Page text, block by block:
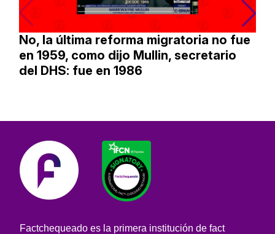
No, la última reforma migratoria no fue
en 1959, como dijo Mullin, secretario
del DHS: fue en 1986
Factchequeado es la primera institución de fact